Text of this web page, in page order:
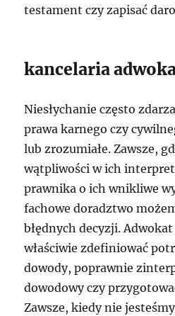
testament czy zapisać
kancelaria
Niesłychanie często
prawa karnego czy
lub zrozumiałe. Zawsze,
wątpliwości w ich
prawnika o ich wnikliwe
fachowe doradztwo
błędnych decyzji.
właściwie zdefiniować
dowody, poprawnie
dowodowy czy
Zawsze, kiedy nie